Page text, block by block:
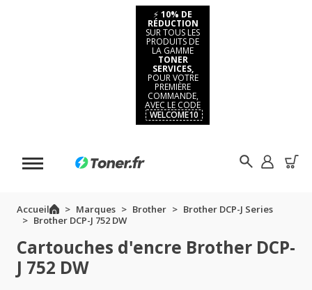
⚡ 10% DE
RÉDUCTION
SUR TOUS LES
PRODUITS DE
LA GAMME
TONER
SERVICES,
POUR VOTRE
PREMIÈRE
COMMANDE,
AVEC LE CODE
WELCOME10
Accueil Marques Brother
Brother DCP-J Series
Brother DCP-J 752 DW
Cartouches d'encre Brother DCP-
J 752 DW